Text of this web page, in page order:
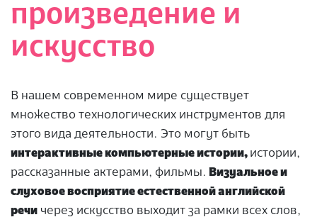
произведение и
искусство
В нашем современном мире существует
множество технологических инструментов для
этого вида деятельности. Это могут быть
интерактивные компьютерные истории, истории,
рассказанные актерами, фильмы. Визуальное и
слуховое восприятие естественной английской
речи через искусство выходит за рамки всех слов,